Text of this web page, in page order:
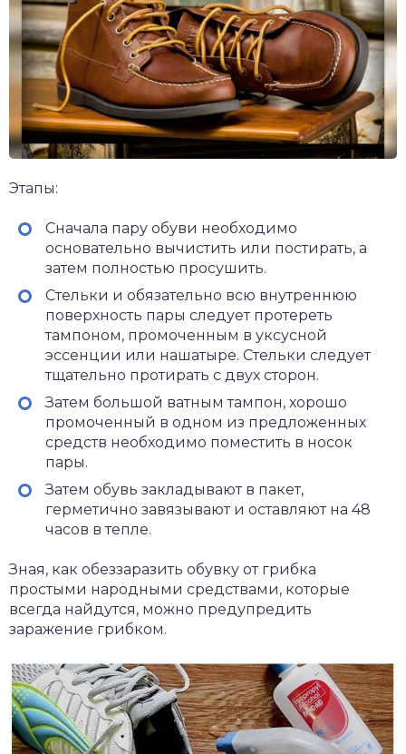
Этапы:
Сначала пару обуви необходимо
основательно вычистить или постирать, а
затем полностью просушить.
Стельки и обязательно всю внутреннюю
поверхность пары следует протереть
тампоном, промоченным в уксусной
эссенции или нашатыре. Стельки следует
тщательно протирать с двух сторон.
Затем большой ватным тампон, хорошо
промоченный в одном из предложенных
средств необходимо поместить в носок
пары.
Затем обувь закладывают в пакет,
герметично завязывают и оставляют на 48
часов в тепле.
Зная, как обеззаразить обувку от грибка
простыми народными средствами, которые
всегда найдутся, можно предупредить
заражение грибком.